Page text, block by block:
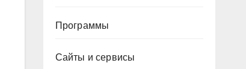
Программы
Сайты и сервисы